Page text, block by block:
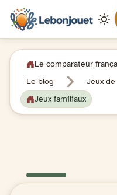
Le comparateur
Le blog
Jeux
Jeux familiaux